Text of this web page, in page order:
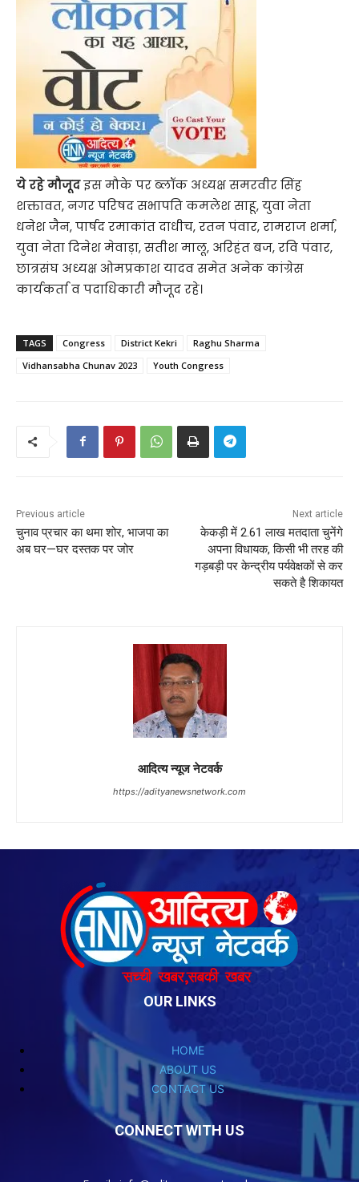
OUR LINKS
HOME
ABOUT US
CONTACT US
CONNECT WITH US